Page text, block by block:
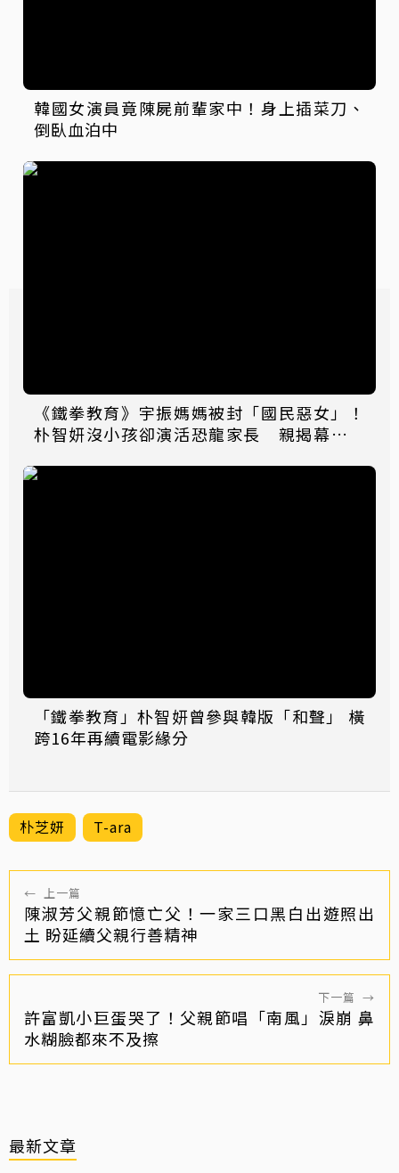
韓國女演員竟陳屍前輩家中！身上插菜刀、
倒臥血泊中
《鐵拳教育》宇振媽媽被封「國民惡女」！
朴智妍沒小孩卻演活恐龍家長 親揭幕後祕
「鐵拳教育」朴智妍曾參與韓版「和聲」 橫
跨16年再續電影緣分
朴芝妍 T-ara
← 上一篇
陳淑芳父親節憶亡父！一家三口黑白出遊照出
土 盼延續父親行善精神
下一篇 →
許富凱小巨蛋哭了！父親節唱「南風」淚崩 鼻
水糊臉都來不及擦
最新文章